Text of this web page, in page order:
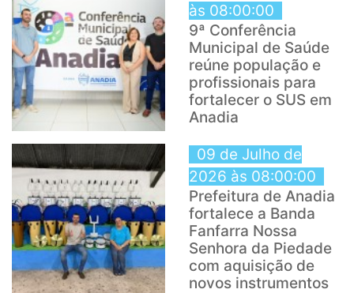
às 08:00:00
9ª Conferência
Municipal de Saúde
reúne população e
profissionais para
fortalecer o SUS em
Anadia
09 de Julho de
2026 às 08:00:00
Prefeitura de Anadia
fortalece a Banda
Fanfarra Nossa
Senhora da Piedade
com aquisição de
novos instrumentos